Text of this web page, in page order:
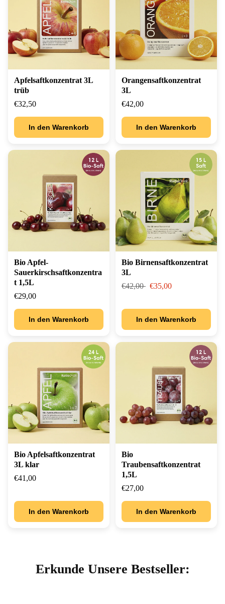
Apfelsaftkonzentrat 3L
trüb
€32,50
In den Warenkorb
Orangensaftkonzentrat
3L
€42,00
In den Warenkorb
Bio Apfel-
Sauerkirschsaftkonzentra
t 1,5L
€29,00
In den Warenkorb
Bio Birnensaftkonzentrat
3L
€42,00 €35,00
In den Warenkorb
Bio Apfelsaftkonzentrat
3L klar
€41,00
In den Warenkorb
Bio
Traubensaftkonzentrat
1,5L
€27,00
In den Warenkorb
Erkunde Unsere Bestseller: